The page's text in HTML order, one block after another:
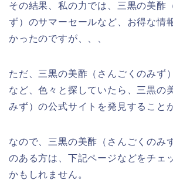
その結果、私の力では、三黒の美酢
ず）のサマーセールなど、お得な情
かったのですが、、、
ただ、三黒の美酢（さんごくのみず
など、色々と探していたら、三黒の
みず）の公式サイトを発見すること
なので、三黒の美酢（さんごくのみ
のある方は、下記ページなどをチェ
かもしれません。